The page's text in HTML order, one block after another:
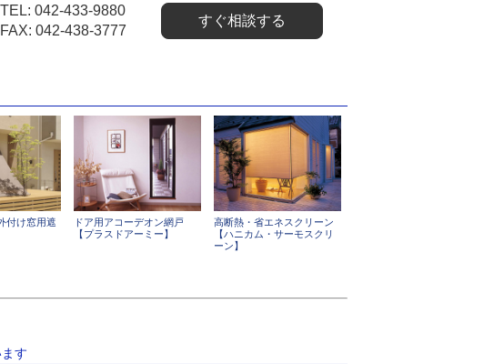
TEL: 042-433-9880
FAX: 042-438-3777
すぐ相談する
付け窓用遮
ドア用アコーデオン網戸
【プラスドアーミー】
高断熱・省エネスクリーン
【ハニカム・サーモスクリ
ーン】
す